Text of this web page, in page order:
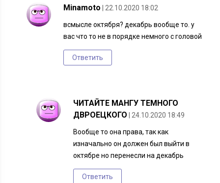
Minamoto | 22.10.2020 18:02
всмысле октября? декабрь вообще то. у
вас что то не в порядке немного с головой
Ответить
ЧИТАЙТЕ МАНГУ ТЕМНОГО
ДВРОЕЦКОГО
| 24.10.2020 18:49
Вообще то она права, так как
изначально он должен был выйти в
октябре но перенесли на декабрь
Ответить